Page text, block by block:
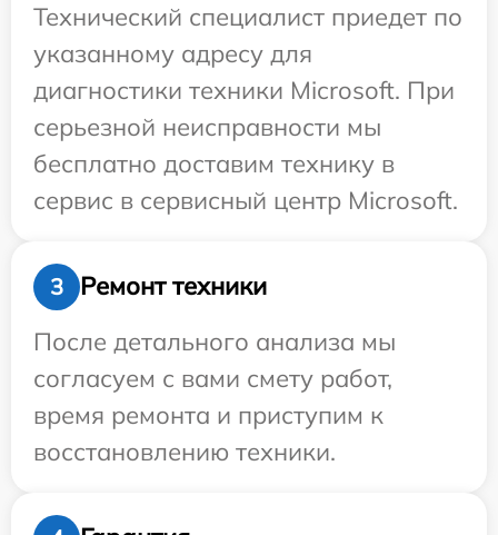
Технический специалист приедет по
указанному адресу для
диагностики техники Microsoft. При
серьезной неисправности мы
бесплатно доставим технику в
сервис в сервисный центр Microsoft.
3
Ремонт техники
После детального анализа мы
согласуем с вами смету работ,
время ремонта и приступим к
восстановлению техники.